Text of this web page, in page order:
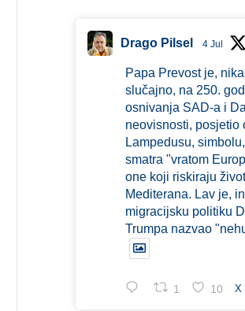
Drago Pilsel 4 Jul
Papa Prevost je,
slučajno, na 250.
osnivanja SAD-a i
neovisnosti, posjetio
Lampedusu,
smatra "vratom
one koji riskiraju
Mediterana. Lav je,
migracijsku politiku
Trumpa nazvao
1 10 X